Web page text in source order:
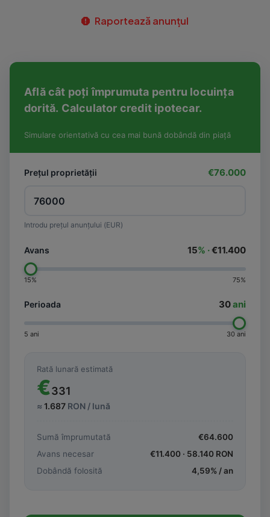
Raportează anunțul
Află cât poți împrumuta pentru locuința
dorită. Calculator credit ipotecar.
Simulare orientativă cu cea mai bună dobândă din piață
Prețul proprietății €76.000
Introdu prețul anunțului (EUR)
Avans 15% ·€11.400
15% 75%
Perioada 30ani
5 ani 30 ani
Rată lunară estimată
€331
≈ 1.687 RON / lună
Sumă împrumutată €64.600
Avans necesar
€11.400 · 58.140 RON
Dobândă folosită
4,59% / an